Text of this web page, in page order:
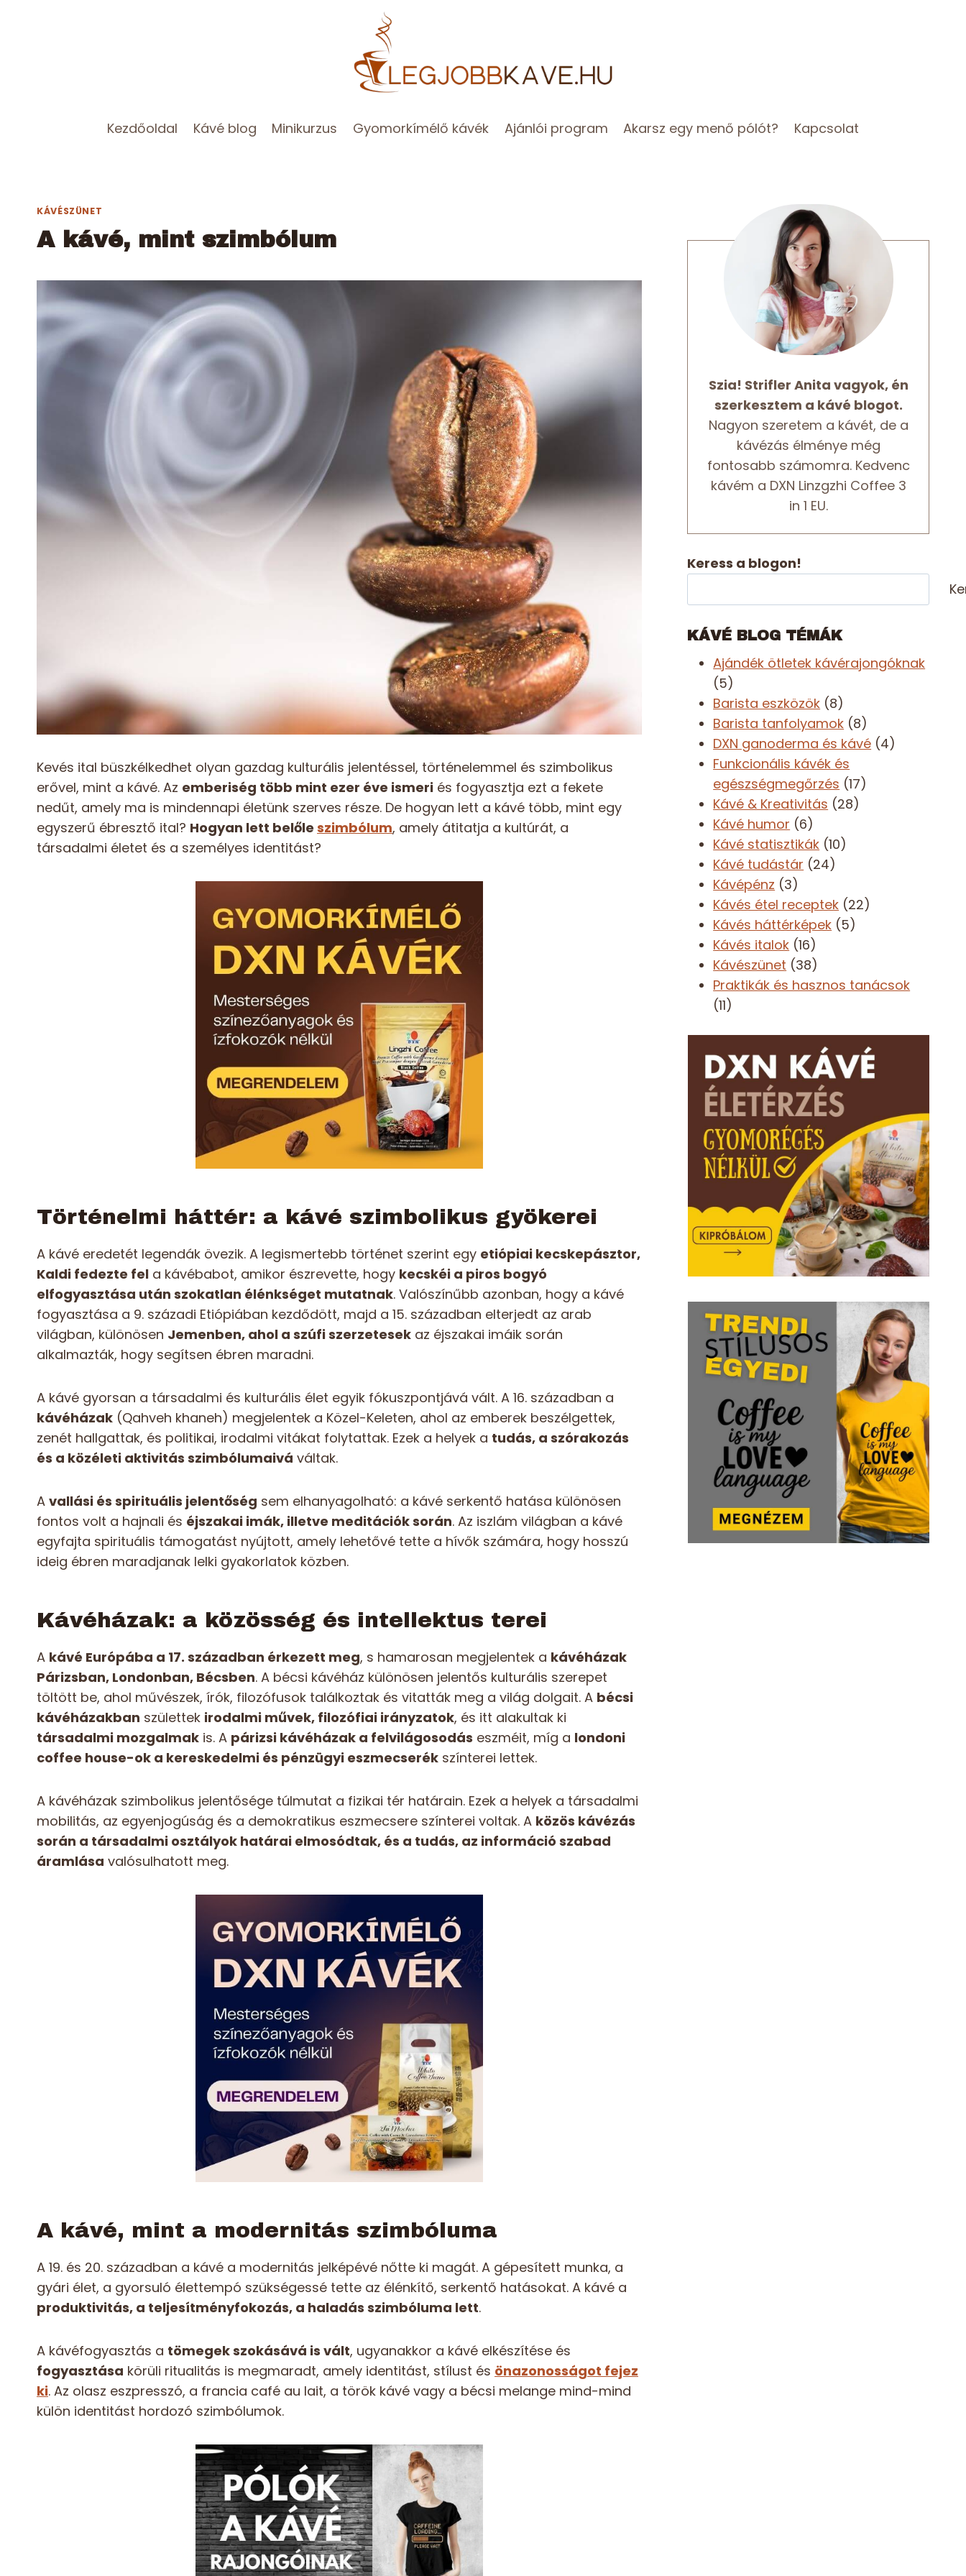
Kezdőoldal Kávé blog Minikurzus Gyomorkímélő kávék Ajánlói program Akarsz egy menő pólót? Kapcsolat
KÁVÉSZÜNET
A kávé, mint szimbólum
Kevés ital büszkélkedhet olyan gazdag kulturális jelentéssel, történelemmel és szimbolikus
erővel, mint a kávé. Az emberiség több mint ezer éve ismeri és fogyasztja ezt a fekete
nedűt, amely ma is mindennapi életünk szerves része. De hogyan lett a kávé több, mint egy
egyszerű ébresztő ital? Hogyan lett belőle szimbólum, amely átitatja a kultúrát, a
társadalmi életet és a személyes identitást?
Történelmi háttér: a kávé szimbolikus gyökerei
A kávé eredetét legendák övezik. A legismertebb történet szerint egy etiópiai kecskepásztor,
Kaldi fedezte fel a kávébabot, amikor észrevette, hogy kecskéi a piros bogyó
elfogyasztása után szokatlan élénkséget mutatnak. Valószínűbb azonban, hogy a kávé
fogyasztása a 9. századi Etiópiában kezdődött, majd a 15. században elterjedt az arab
világban, különösen Jemenben, ahol a szúfi szerzetesek az éjszakai imáik során
alkalmazták, hogy segítsen ébren maradni.
A kávé gyorsan a társadalmi és kulturális élet egyik fókuszpontjává vált. A 16. században a
kávéházak (Qahveh khaneh) megjelentek a Közel-Keleten, ahol az emberek beszélgettek,
zenét hallgattak, és politikai, irodalmi vitákat folytattak. Ezek a helyek a tudás, a szórakozás
és a közéleti aktivitás szimbólumaivá váltak.
A vallási és spirituális jelentőség sem elhanyagolható: a kávé serkentő hatása különösen
fontos volt a hajnali és éjszakai imák, illetve meditációk során. Az iszlám világban a kávé
egyfajta spirituális támogatást nyújtott, amely lehetővé tette a hívők számára, hogy hosszú
ideig ébren maradjanak lelki gyakorlatok közben.
Kávéházak: a közösség és intellektus terei
A kávé Európába a 17. században érkezett meg, s hamarosan megjelentek a kávéházak
Párizsban, Londonban, Bécsben. A bécsi kávéház különösen jelentős kulturális szerepet
töltött be, ahol művészek, írók, filozófusok találkoztak és vitatták meg a világ dolgait. A bécsi
kávéházakban születtek irodalmi művek, filozófiai irányzatok, és itt alakultak ki
társadalmi mozgalmak is. A párizsi kávéházak a felvilágosodás eszméit, míg a londoni
coffee house-ok a kereskedelmi és pénzügyi eszmecserék színterei lettek.
A kávéházak szimbolikus jelentősége túlmutat a fizikai tér határain. Ezek a helyek a társadalmi
mobilitás, az egyenjogúság és a demokratikus eszmecsere színterei voltak. A közös kávézás
során a társadalmi osztályok határai elmosódtak, és a tudás, az információ szabad
áramlása valósulhatott meg.
A kávé, mint a modernitás szimbóluma
A 19. és 20. században a kávé a modernitás jelképévé nőtte ki magát. A gépesített munka, a
gyári élet, a gyorsuló élettempó szükségessé tette az élénkítő, serkentő hatásokat. A kávé a
produktivitás, a teljesítményfokozás, a haladás szimbóluma lett.
A kávéfogyasztás a tömegek szokásává is vált, ugyanakkor a kávé elkészítése és
fogyasztása körüli ritualitás is megmaradt, amely identitást, stílust és önazonosságot fejez
ki. Az olasz eszpresszó, a francia café au lait, a török kávé vagy a bécsi melange mind-mind
külön identitást hordozó szimbólumok.
Szia! Strifler Anita vagyok, én
szerkesztem a kávé blogot.
Nagyon szeretem a kávét, de a
kávézás élménye még
fontosabb számomra. Kedvenc
kávém a DXN Linzgzhi Coffee 3
in 1 EU.
Keress a blogon!
KÁVÉ BLOG TÉMÁK
Ajándék ötletek kávérajongóknak
(5)
Barista eszközök (8)
Barista tanfolyamok (8)
DXN ganoderma és kávé (4)
Funkcionális kávék és
egészségmegőrzés (17)
Kávé & Kreativitás (28)
Kávé humor (6)
Kávé statisztikák (10)
Kávé tudástár (24)
Kávépénz (3)
Kávés étel receptek (22)
Kávés háttérképek (5)
Kávés italok (16)
Kávészünet (38)
Praktikák és hasznos tanácsok
(11)